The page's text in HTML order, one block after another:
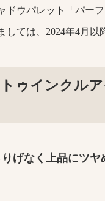
ウパレット「パー
ては、2024年4月以
ゥインクルア
げなく上品にツヤ